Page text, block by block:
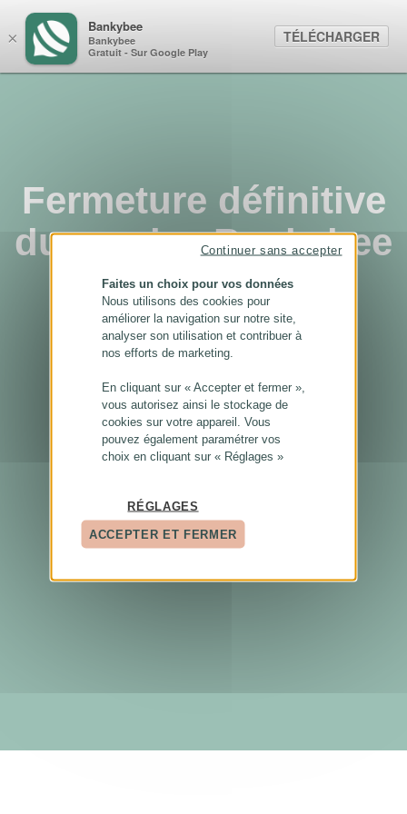
Fermeture définitive
du service Bankybee
...
×
Bankybee
Bankybee
Gratuit - Sur Google Play
TÉLÉCHARGER
Faites un choix pour vos données
Nous utilisons des cookies pour
améliorer la navigation sur notre site,
analyser son utilisation et contribuer à
nos efforts de marketing.
En cliquant sur « Accepter et fermer »,
vous autorisez ainsi le stockage de
cookies sur votre appareil. Vous
pouvez également paramétrer vos
choix en cliquant sur « Réglages »
RÉGLAGES
ACCEPTER ET FERMER
Continuer sans accepter